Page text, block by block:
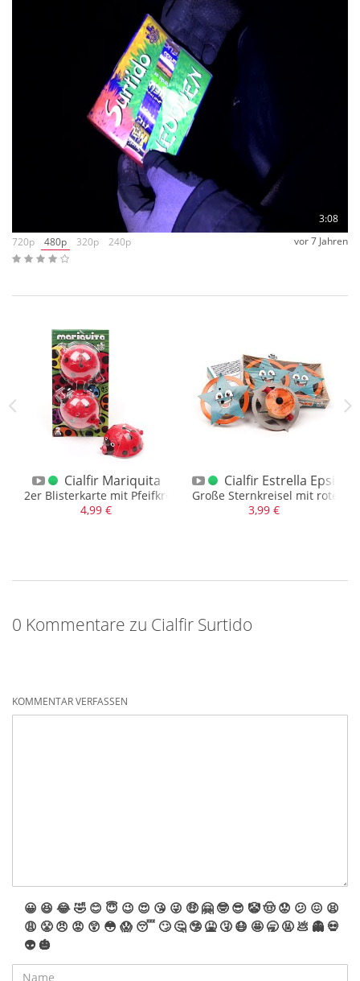
3:08
720p
480p 320p 240p vor 7 Jahren
ruhig und lange brennend
Cialfir Mariquita
2er Blisterkarte mit Pfeifkreisel + Aufstieg
4,99 €
Cialfir Estrella Epsilon
Große Sternkreisel mit rotem
3,99 €
0 Kommentare zu Cialfir Surtido
KOMMENTAR VERFASSEN
😀 😆 😂🤣 😊 😇 😉 😍 😘 😜 🤑 🤗 🤓 😎 🤡🤠 😟 😕 😖 😫
😩 😤 😠 😡 😲 😳 😱 😴 🙄 🤔 🤥 🤮 🤧 😷 🤩 🥱 🤬 💩 👻 💀
👽 🎃